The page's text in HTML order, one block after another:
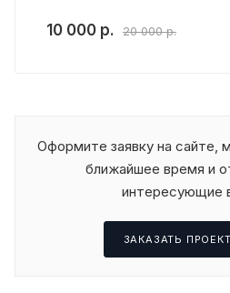
10 000 р. 20 000 р.
Оформите заявку на сайте,
ближайшее время и
интересующие
ЗАКАЗАТЬ ПРОЕКТ